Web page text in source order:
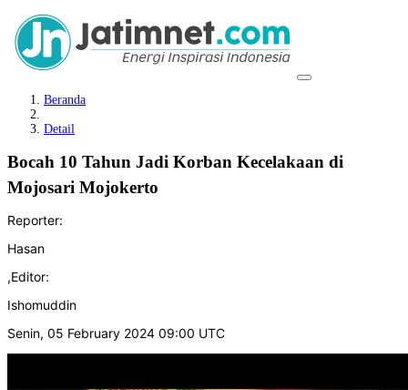
Beranda
Detail
Bocah 10 Tahun Jadi Korban Kecelakaan di
Mojosari Mojokerto
Reporter:
Hasan
,Editor:
Ishomuddin
Senin, 05 February 2024 09:00 UTC